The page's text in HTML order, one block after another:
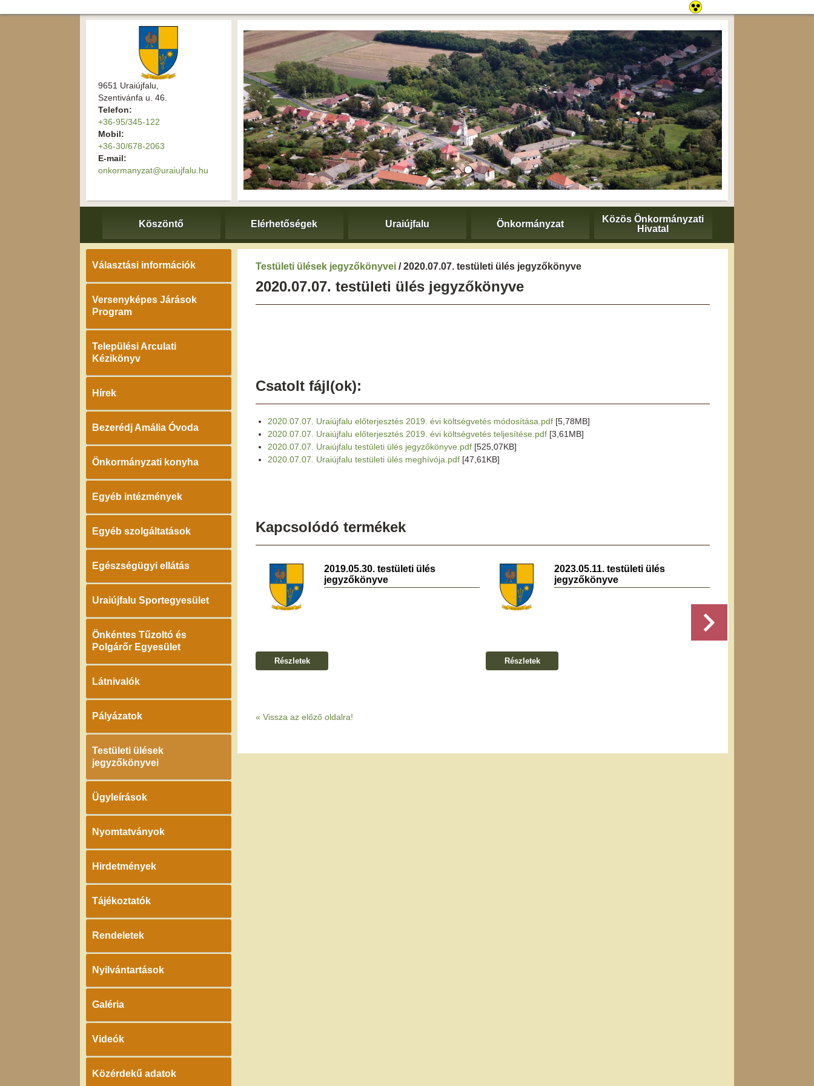
9651 Uraiújfalu,
Szentivánfa u. 46.
Telefon:
+36-95/345-122
Mobil:
+36-30/678-2063
E-mail:
onkormanyzat@uraiujfalu.hu
Köszöntő Elérhetőségek Uraiújfalu Önkormányzat
Közös Önkormányzati
Hivatal
Választási információk
Versenyképes Járások
Program
Települési Arculati
Kézikönyv
Hírek
Bezerédj Amália Óvoda
Önkormányzati konyha
Egyéb intézmények
Egyéb szolgáltatások
Egészségügyi ellátás
Uraiújfalu Sportegyesület
Önkéntes Tűzoltó és
Polgárőr Egyesület
Látnivalók
Pályázatok
Testületi ülések
jegyzőkönyvei
Ügyleírások
Nyomtatványok
Hirdetmények
Tájékoztatók
Rendeletek
Nyilvántartások
Galéria
Videók
Közérdekű adatok
Testületi ülések jegyzőkönyvei / 2020.07.07. testületi ülés jegyzőkönyve
2020.07.07. testületi ülés jegyzőkönyve
Csatolt fájl(ok):
2020.07.07. Uraiújfalu előterjesztés 2019. évi költségvetés módosítása.pdf [5,78MB]
2020.07.07. Uraiújfalu előterjesztés 2019. évi költségvetés teljesítése.pdf [3,61MB]
2020.07.07. Uraiújfalu testületi ülés jegyzőkönyve.pdf [525,07KB]
2020.07.07. Uraiújfalu testületi ülés meghívója.pdf [47,61KB]
Kapcsolódó termékek
2019.05.30. testületi ülés
jegyzőkönyve
Részletek
2023.05.11. testületi ülés
jegyzőkönyve
Részletek
« Vissza az előző oldalra!